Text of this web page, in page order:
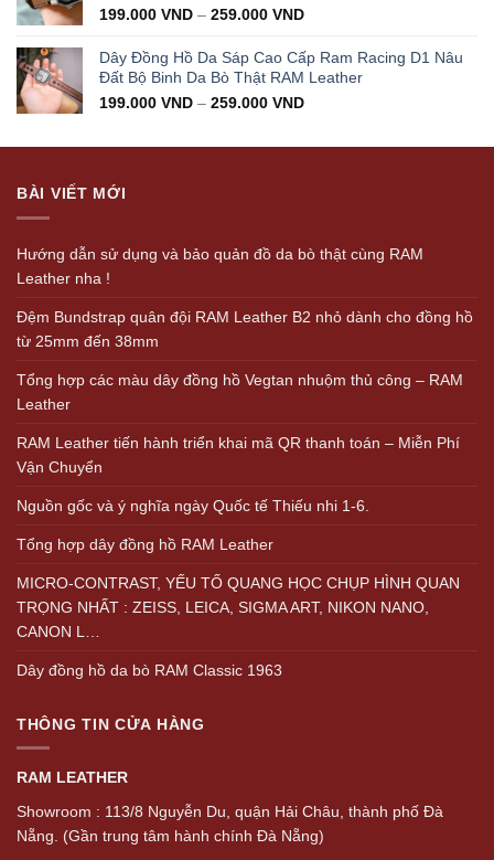
199.000 VND – 259.000 VND
Dây Đồng Hồ Da Sáp Cao Cấp Ram Racing D1 Nâu
Đất Bộ Binh Da Bò Thật RAM Leather
199.000 VND – 259.000 VND
BÀI VIẾT MỚI
Hướng dẫn sử dụng và bảo quản đồ da bò thật cùng RAM
Leather nha !
Đệm Bundstrap quân đội RAM Leather B2 nhỏ dành cho đồng hồ
từ 25mm đến 38mm
Tổng hợp các màu dây đồng hồ Vegtan nhuộm thủ công – RAM
Leather
RAM Leather tiến hành triển khai mã QR thanh toán – Miễn Phí
Vận Chuyển
Nguồn gốc và ý nghĩa ngày Quốc tế Thiếu nhi 1-6.
Tổng hợp dây đồng hồ RAM Leather
MICRO-CONTRAST, YẾU TỐ QUANG HỌC CHỤP HÌNH QUAN
TRỌNG NHẤT : ZEISS, LEICA, SIGMA ART, NIKON NANO,
CANON L…
Dây đồng hồ da bò RAM Classic 1963
THÔNG TIN CỬA HÀNG
RAM LEATHER
Showroom : 113/8 Nguyễn Du, quận Hải Châu, thành phố Đà
Nẵng. (Gần trung tâm hành chính Đà Nẵng)